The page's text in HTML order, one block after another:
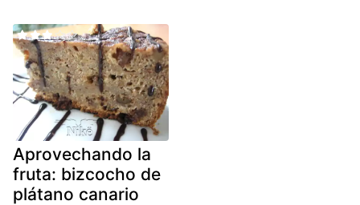
Aprovechando la
fruta: bizcocho de
plátano canario